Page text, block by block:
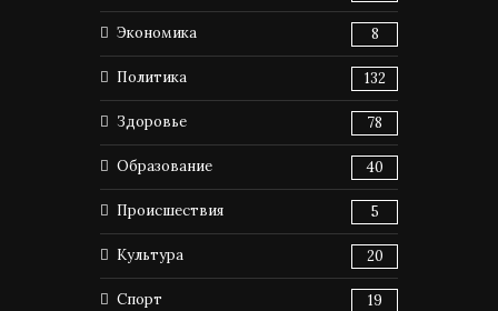
Экономика 8
Политика 132
Здоровье 78
Образование 40
Происшествия 5
Культура 20
Спорт 19